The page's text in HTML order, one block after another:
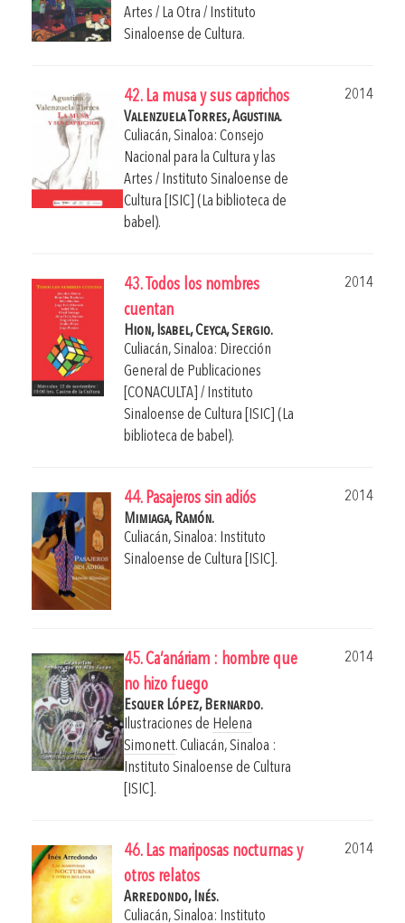
Artes / La Otra / Instituto
Sinaloense de Cultura.
42. La musa y sus caprichos
2014
Valenzuela Torres, Agustina.
Culiacán, Sinaloa: Consejo
Nacional para la Cultura y las
Artes / Instituto Sinaloense de
Cultura [ISIC] (La biblioteca de
babel).
43. Todos los nombres
cuentan
2014
Hion, Isabel,Ceyca, Sergio.
Culiacán, Sinaloa: Dirección
General de Publicaciones
[CONACULTA] / Instituto
Sinaloense de Cultura [ISIC] (La
biblioteca de babel).
44. Pasajeros sin adiós
2014
Mimiaga, Ramón.
Culiacán, Sinaloa: Instituto
Sinaloense de Cultura [ISIC].
45. Ca’anáriam : hombre que
no hizo fuego
2014
Esquer López, Bernardo.
Ilustraciones de Helena
Simonett.Culiacán, Sinaloa :
Instituto Sinaloense de Cultura
[ISIC].
46. Las mariposas nocturnas y
otros relatos
2014
Arredondo, Inés.
Culiacán, Sinaloa: Instituto